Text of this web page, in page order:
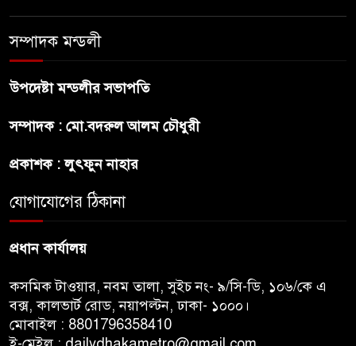
রাজধানীর উত্তরখানে
পরিচ্ছন্নতাকর্মী-এলাকাবাসীর মধ্যে
সম্পাদক মন্ডলী
উপদেষ্টা মন্ডলীর সভাপতি
সম্পাদক : মো.বদরুল আলম চৌধুরী
প্রকাশক : লুৎফুন নাহার
যোগাযোগের ঠিকানা
প্রধান কার্যালয়
কসমিক টাওয়ার, নবম তালা, সুইচ নং- ৯/সি-ডি, ১০৬/কে এ
বক্স, কালভার্ট রোড, নয়াপল্টন, ঢাকা- ১০০০।
মোবাইল : 8801796358410